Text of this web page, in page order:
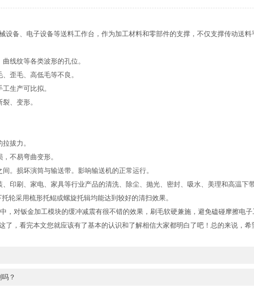
备、电子设备等送料工作台，作为加工材料和零部件的支撑，不仅支撑传动送料
线纹等各类波形的孔位。
歪毛、高低毛等不良。
生产可比拟。
、变形。
拔力。
不易弯曲变形。
损坏演筒与输送带。影响输送机的正常运行。
刷、家电、家具等行业产品的清洗、除尘、抛光、密封、吸水、美理和高温下带
轮采用梳形托鲲或螺旋托辑均能达到较好的清扫效果。
对钣金加工模块的缓冲减震有很不错的效果，刷毛软硬兼施，避免磕碰摩擦电子
了，看完本文您就应该有了基本的认识和了解相信大家都明白了吧！总的来说，希
？